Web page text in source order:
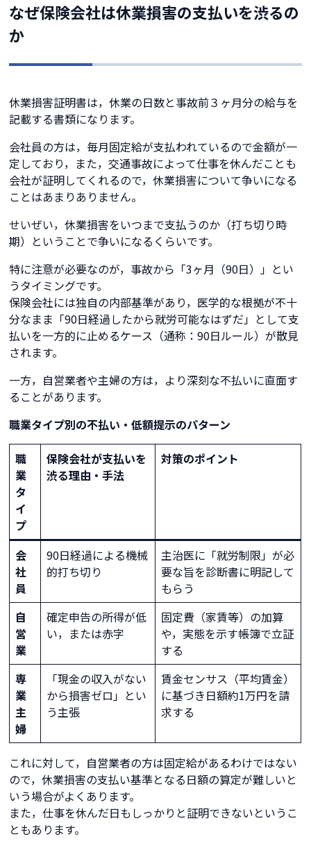
なぜ保険会社は休業損害の支払いを渋るの
か
休業損害証明書は，休業の日数と事故前３ヶ月分の給与を
記載する書類になります。
会社員の方は，毎月固定給が支払われているので金額が一
定しており，また，交通事故によって仕事を休んだことも
会社が証明してくれるので，休業損害について争いになる
ことはあまりありません。
せいぜい，休業損害をいつまで支払うのか（打ち切り時
期）ということで争いになるくらいです。
特に注意が必要なのが，事故から「3ヶ月（90日）」とい
うタイミングです。
保険会社には独自の内部基準があり，医学的な根拠が不十
分なまま「90日経過したから就労可能なはずだ」として支
払いを一方的に止めるケース（通称：90日ルール）が散見
されます。
一方，自営業者や主婦の方は，より深刻な不払いに直面す
ることがあります。
職業タイプ別の不払い・低額提示のパターン
職
業
タ
イ
プ
保険会社が支払いを
渋る理由・手法
対策のポイント
会
社
員
90日経過による機械
的打ち切り
主治医に「就労制限」が必
要な旨を診断書に明記して
もらう
自
営
業
確定申告の所得が低
い，または赤字
固定費（家賃等）の加算
や，実態を示す帳簿で立証
する
専
業
主
婦
「現金の収入がない
から損害ゼロ」とい
う主張
賃金センサス（平均賃金）
に基づき日額約1万円を請
求する
これに対して，自営業者の方は固定給があるわけではない
ので，休業損害の支払い基準となる日額の算定が難しいと
いう場合がよくあります。
また，仕事を休んだ日もしっかりと証明できないというこ
ともあります。